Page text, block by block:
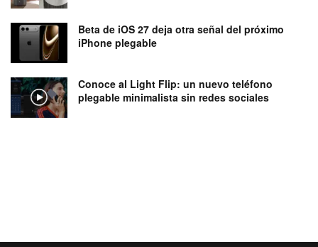
Beta de iOS 27 deja otra señal del próximo
iPhone plegable
Conoce al Light Flip: un nuevo teléfono
plegable minimalista sin redes sociales